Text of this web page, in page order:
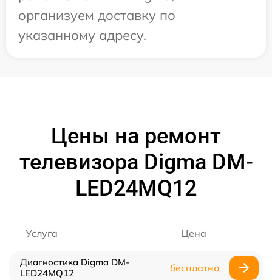
организуем доставку по
указанному адресу.
Цены на ремонт
телевизора Digma DM-
LED24MQ12
Услуга Цена
Диагностика Digma DM-
LED24MQ12
бесплатно